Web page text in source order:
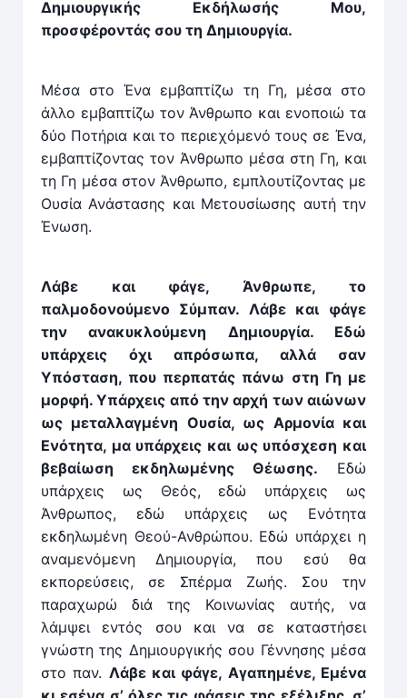
Δημιουργικής Εκδήλωσής Μου,
προσφέροντάς σου τη Δημιουργία.
Μέσα στο Ένα εμβαπτίζω τη Γη, μέσα στο
άλλο εμβαπτίζω τον Άνθρωπο και ενοποιώ τα
δύο Ποτήρια και το περιεχόμενό τους σε Ένα,
εμβαπτίζοντας τον Άνθρωπο μέσα στη Γη, και
τη Γη μέσα στον Άνθρωπο, εμπλουτίζοντας με
Ουσία Ανάστασης και Μετουσίωσης αυτή την
Ένωση.
Λάβε και φάγε, Άνθρωπε, το
παλμοδονούμενο Σύμπαν. Λάβε και φάγε
την ανακυκλούμενη Δημιουργία. Εδώ
υπάρχεις όχι απρόσωπα, αλλά σαν
Υπόσταση, που περπατάς πάνω στη Γη με
μορφή. Υπάρχεις από την αρχή των αιώνων
ως μεταλλαγμένη Ουσία, ως Αρμονία και
Ενότητα, μα υπάρχεις και ως υπόσχεση και
βεβαίωση εκδηλωμένης Θέωσης. Εδώ
υπάρχεις ως Θεός, εδώ υπάρχεις ως
Άνθρωπος, εδώ υπάρχεις ως Ενότητα
εκδηλωμένη Θεού-Ανθρώπου. Εδώ υπάρχει η
αναμενόμενη Δημιουργία, που εσύ θα
εκπορεύσεις, σε Σπέρμα Ζωής. Σου την
παραχωρώ διά της Κοινωνίας αυτής, να
λάμψει εντός σου και να σε καταστήσει
γνώστη της Δημιουργικής σου Γέννησης μέσα
στο παν. Λάβε και φάγε, Αγαπημένε, Εμένα